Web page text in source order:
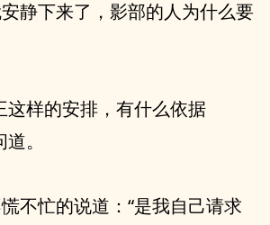
静下来了，影部的人为什么要
这样的安排，有什么依据
。
不忙的说道：“是我自己请求